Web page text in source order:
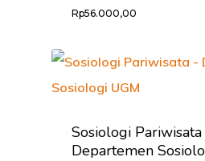
Rp56.000,00
Sosiologi Pariwisata
Departemen